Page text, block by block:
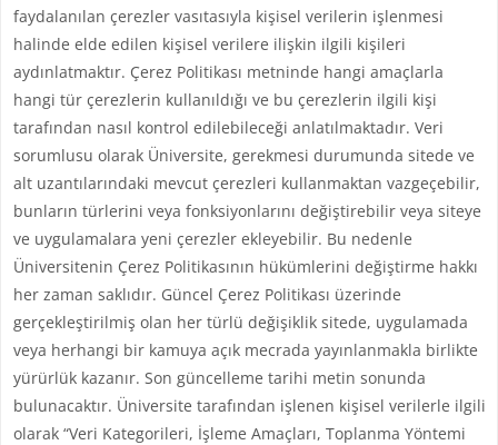
faydalanılan çerezler vasıtasıyla kişisel verilerin işlenmesi
halinde elde edilen kişisel verilere ilişkin ilgili kişileri
aydınlatmaktır. Çerez Politikası metninde hangi amaçlarla
hangi tür çerezlerin kullanıldığı ve bu çerezlerin ilgili kişi
tarafından nasıl kontrol edilebileceği anlatılmaktadır. Veri
sorumlusu olarak Üniversite, gerekmesi durumunda sitede ve
alt uzantılarındaki mevcut çerezleri kullanmaktan vazgeçebilir,
bunların türlerini veya fonksiyonlarını değiştirebilir veya siteye
ve uygulamalara yeni çerezler ekleyebilir. Bu nedenle
Üniversitenin Çerez Politikasının hükümlerini değiştirme hakkı
her zaman saklıdır. Güncel Çerez Politikası üzerinde
gerçekleştirilmiş olan her türlü değişiklik sitede, uygulamada
veya herhangi bir kamuya açık mecrada yayınlanmakla birlikte
yürürlük kazanır. Son güncelleme tarihi metin sonunda
bulunacaktır. Üniversite tarafından işlenen kişisel verilerle ilgili
olarak “Veri Kategorileri, İşleme Amaçları, Toplanma Yöntemi